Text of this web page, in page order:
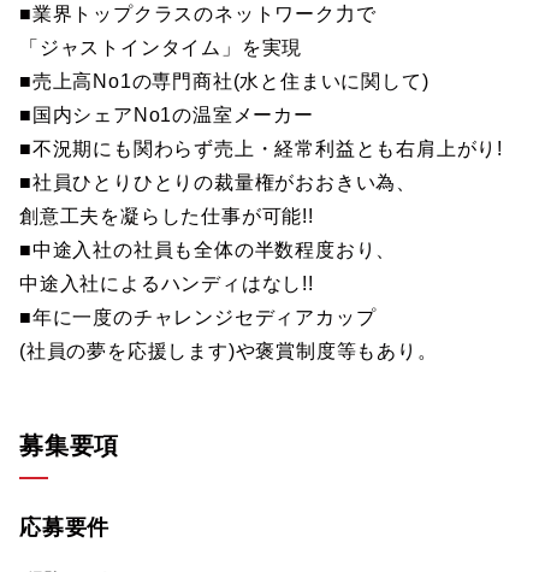
■業界トップクラスのネットワーク力で
「ジャストインタイム」を実現
■売上高No1の専門商社(水と住まいに関して)
■国内シェアNo1の温室メーカー
■不況期にも関わらず売上・経常利益とも右肩上がり!
■社員ひとりひとりの裁量権がおおきい為、
創意工夫を凝らした仕事が可能!!
■中途入社の社員も全体の半数程度おり、
中途入社によるハンディはなし!!
■年に一度のチャレンジセディアカップ
(社員の夢を応援します)や褒賞制度等もあり。
募集要項
応募要件